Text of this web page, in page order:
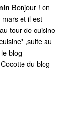
Bonjour ! on
et il est
tour de cuisine
,suite au
blog
du blog